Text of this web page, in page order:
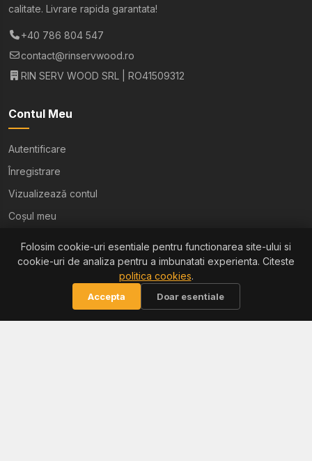
calitate. Livrare rapida garantata!
+40 786 804 547
contact@rinservwood.ro
RIN SERV WOOD SRL | RO41509312
Contul Meu
Autentificare
Înregistrare
Vizualizează contul
Coșul meu
Ajutor
Politica de confidențialitate
Folosim cookie-uri esentiale pentru functionarea site-ului si
cookie-uri de analiza pentru a imbunatati experienta. Citeste
politica cookies.
Accepta Doar esentiale